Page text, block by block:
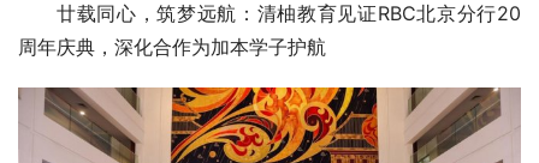
廿载同心，筑梦远航：清柚教育见证RBC北京分行20
周年庆典，深化合作为加本学子护航